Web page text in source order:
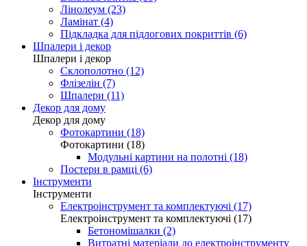
Лінолеум (23)
Ламінат (4)
Підкладка для підлогових покриттів (6)
Шпалери і декор
Шпалери і декор
Склополотно (12)
Флізелін (7)
Шпалери (11)
Декор для дому
Декор для дому
Фотокартини (18)
Фотокартини (18)
Модульні картини на полотні (18)
Постери в рамці (6)
Інструменти
Інструменти
Електроінструмент та комплектуючі (17)
Електроінструмент та комплектуючі (17)
Бетономішалки (2)
Витратні матеріали до електроінструменту